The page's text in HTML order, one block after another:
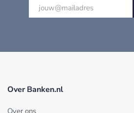
Over Banken.nl